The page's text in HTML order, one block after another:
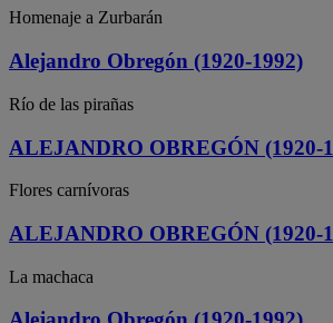
Homenaje a Zurbarán
Alejandro Obregón (1920-1992)
Río de las pirañas
ALEJANDRO OBREGÓN (1920-
Flores carnívoras
ALEJANDRO OBREGÓN (1920-
La machaca